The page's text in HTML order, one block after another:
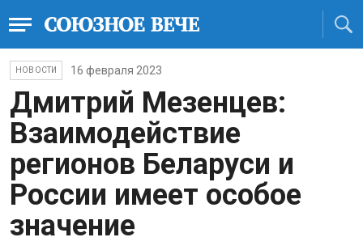
НОВОСТИ 16 февраля 2023
Дмитрий Мезенцев:
Взаимодействие
регионов Беларуси и
России имеет особое
значение